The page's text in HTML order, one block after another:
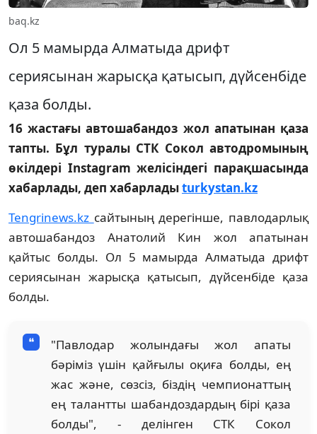
baq.kz
Ол 5 мамырда Алматыда дрифт
сериясынан жарысқа қатысып, дүйсенбіде
қаза болды.
16 жастағы автошабандоз жол апатынан қаза
тапты. Бұл туралы СТК Сокол автодромының
өкілдері Instagram желісіндегі парақшасында
хабарлады, деп хабарладыturkystan.kz
Tengrinews.kz сайтының дерегінше, павлодарлық
автошабандоз Анатолий Кин жол апатынан
қайтыс болды. Ол 5 мамырда Алматыда дрифт
сериясынан жарысқа қатысып, дүйсенбіде қаза
болды.
"Павлодар жолындағы жол апаты
бәріміз үшін қайғылы оқиға болды, ең
жас және, сөзсіз, біздің чемпионаттың
ең талантты шабандоздардың бірі қаза
болды", - делінген СТК Сокол